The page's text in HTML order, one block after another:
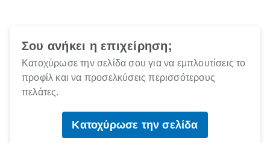
Σου ανήκει η επιχείρηση;
Κατοχύρωσε την σελίδα σου για να εμπλουτίσεις το
προφίλ και να προσελκύσεις περισσότερους
πελάτες.
Κατοχύρωσε την σελίδα